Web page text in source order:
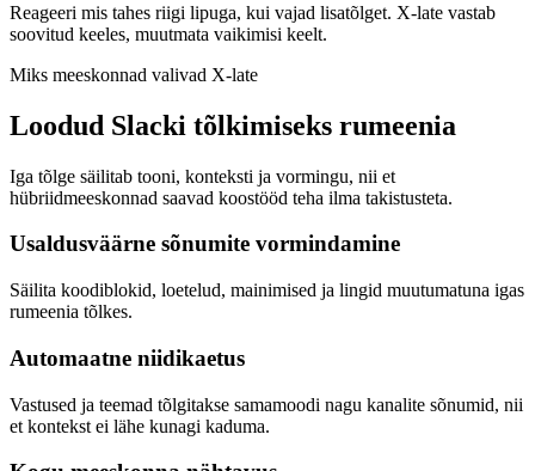
Reageeri mis tahes riigi lipuga, kui vajad lisatõlget. X-late vastab
soovitud keeles, muutmata vaikimisi keelt.
Miks meeskonnad valivad X-late
Loodud Slacki tõlkimiseks rumeenia
Iga tõlge säilitab tooni, konteksti ja vormingu, nii et
hübriidmeeskonnad saavad koostööd teha ilma takistusteta.
Usaldusväärne sõnumite vormindamine
Säilita koodiblokid, loetelud, mainimised ja lingid muutumatuna igas
rumeenia tõlkes.
Automaatne niidikaetus
Vastused ja teemad tõlgitakse samamoodi nagu kanalite sõnumid, nii
et kontekst ei lähe kunagi kaduma.